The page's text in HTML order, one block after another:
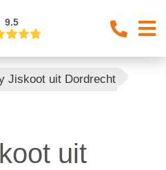
9.5
Jiskoot uit Dordrecht
uit